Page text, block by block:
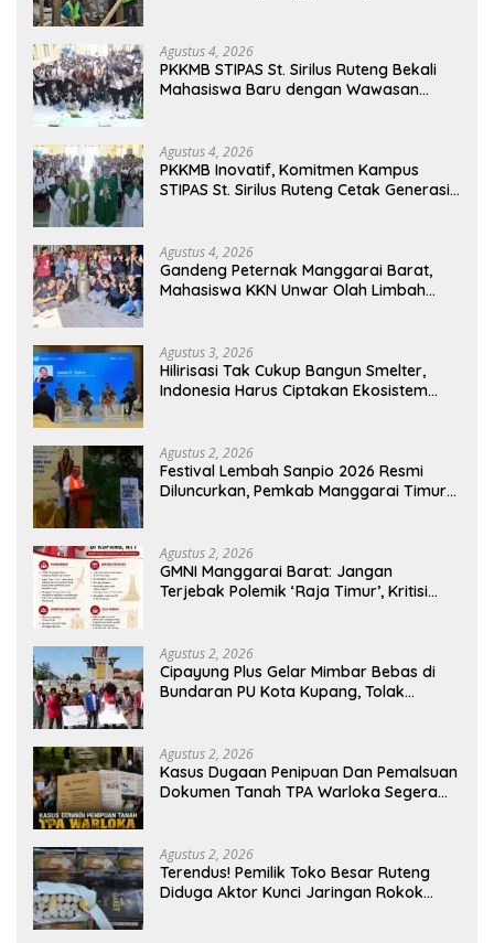
Agustus 4, 2026
PKKMB STIPAS St. Sirilus Ruteng Bekali
Mahasiswa Baru dengan Wawasan
Agustus 4, 2026
PKKMB Inovatif, Komitmen Kampus
STIPAS St. Sirilus Ruteng Cetak Generasi
Agustus 4, 2026
Gandeng Peternak Manggarai Barat,
Mahasiswa KKN Unwar Olah Limbah
Agustus 3, 2026
Hilirisasi Tak Cukup Bangun Smelter,
Indonesia Harus Ciptakan Ekosistem
Agustus 2, 2026
Festival Lembah Sanpio 2026 Resmi
Diluncurkan, Pemkab Manggarai Timur
Agustus 2, 2026
GMNI Manggarai Barat: Jangan
Terjebak Polemik ‘Raja Timur’, Kritisi
Agustus 2, 2026
Cipayung Plus Gelar Mimbar Bebas di
Bundaran PU Kota Kupang, Tolak
Agustus 2, 2026
Kasus Dugaan Penipuan Dan Pemalsuan
Dokumen Tanah TPA Warloka Segera
Memasuki Fase Krusial
Agustus 2, 2026
Terendus! Pemilik Toko Besar Ruteng
Diduga Aktor Kunci Jaringan Rokok